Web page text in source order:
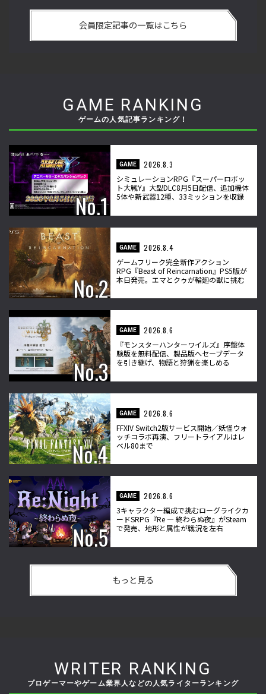
悟を決めたカワノ選手の攻略を解説！【ストーム久保のプロ
格闘ゲーマーのゲンバから！ 第49回】
会員限定記事の一覧はこちら
GAME RANKING
ゲームの人気記事ランキング！
GAME
2026.8.3
シミュレーションRPG『スーパーロボッ
ト大戦Y』大型DLC8月5日配信、追加機体
5体や新武器12種、33ミッションを収録
GAME
2026.8.4
ゲームフリーク完全新作アクション
RPG『Beast of Reincarnation』PS5版が
本日発売。エマとクゥが輪廻の獣に挑む
GAME
2026.8.6
『モンスターハンターワイルズ』序盤体
験版を無料配信、製品版へセーブデータ
を引き継げ、物語と狩猟を楽しめる
GAME
2026.8.6
FFXIV Switch2版サービス開始／妖怪ウォ
ッチコラボ再演、フリートライアルはレ
ベル80まで
GAME
2026.8.6
3キャラクター編成で挑むローグライクカ
ードSRPG『Re ― 終わらぬ夜』がSteam
で発売、地形と属性が戦況を左右
もっと見る
WRITER RANKING
プロゲーマーやゲーム業界人などの人気ライターランキング